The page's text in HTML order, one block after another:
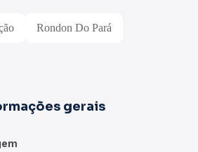
Rondon Do Pará
gerais